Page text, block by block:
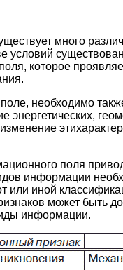
много
условий
которое
необходимо
энергетических,
поля
информации
или иной
может быть
информации.